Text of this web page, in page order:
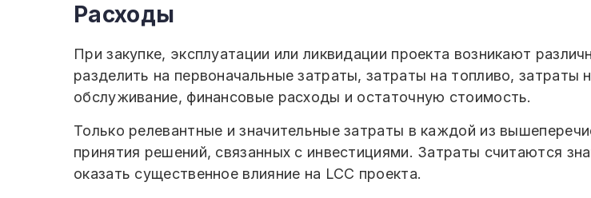
Расходы
При закупке, эксплуатации или ликвидации проекта возникают
разделить на первоначальные затраты, затраты на топливо, затраты
обслуживание, финансовые расходы и остаточную стоимость.
Только релевантные и значительные затраты в каждой из
принятия решений, связанных с инвестициями. Затраты считаются
оказать существенное влияние на LCC проекта.